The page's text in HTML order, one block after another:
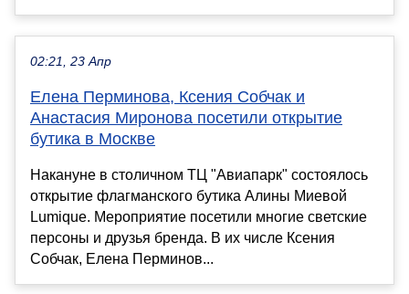
02:21, 23 Апр
Елена Перминова, Ксения Собчак и
Анастасия Миронова посетили открытие
бутика в Москве
Накануне в столичном ТЦ "Авиапарк" состоялось
открытие флагманского бутика Алины Миевой
Lumique. Мероприятие посетили многие светские
персоны и друзья бренда. В их числе Ксения
Собчак, Елена Перминов...